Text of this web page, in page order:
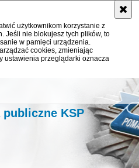
użytkownikom korzystanie z
Jeśli nie blokujesz tych plików, to
w pamięci urządzenia.
cookies, zmieniając
ustawienia przeglądarki oznacza
KSP